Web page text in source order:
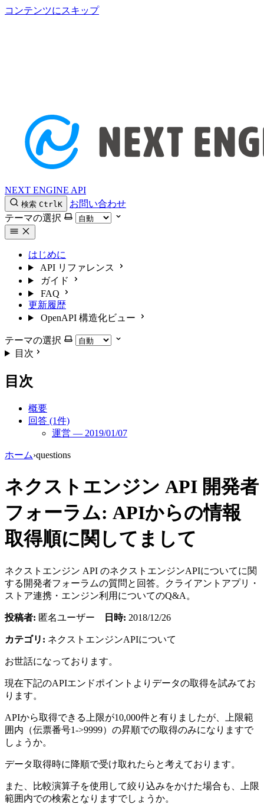
コンテンツにスキップ
NEXT ENGINE API
検索 CtrlK
お問い合わせ
テーマの選択
はじめに
API リファレンス
ガイド
FAQ
更新履歴
OpenAPI 構造化ビュー
テーマの選択
目次
目次
概要
回答 (1件)
運営 — 2019/01/07
ホーム›questions
ネクストエンジン API 開発者
フォーラム: APIからの情報
取得順に関してまして
ネクストエンジン API のネクストエンジンAPIについてに関
する開発者フォーラムの質問と回答。クライアントアプリ・
ストア連携・エンジン利用についてのQ&A。
投稿者: 匿名ユーザー 日時: 2018/12/26
カテゴリ: ネクストエンジンAPIについて
お世話になっております。
現在下記のAPIエンドポイントよりデータの取得を試みてお
ります。
APIから取得できる上限が10,000件と有りましたが、上限範
囲内（伝票番号1->9999）の昇順での取得のみになりますで
しょうか。
データ取得時に降順で受け取れたらと考えております。
また、比較演算子を使用して絞り込みをかけた場合も、上限
範囲内での検索となりますでしょうか。